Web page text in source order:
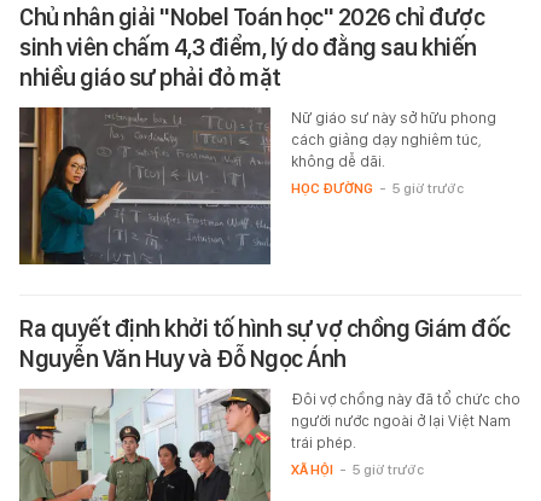
Chủ nhân giải "Nobel Toán học" 2026 chỉ được
sinh viên chấm 4,3 điểm, lý do đằng sau khiến
nhiều giáo sư phải đỏ mặt
Nữ giáo sư này sở hữu phong
cách giảng dạy nghiêm túc,
không dễ dãi.
HỌC ĐƯỜNG - 5 giờ trước
Ra quyết định khởi tố hình sự vợ chồng Giám đốc
Nguyễn Văn Huy và Đỗ Ngọc Ánh
Đôi vợ chồng này đã tổ chức cho
người nước ngoài ở lại Việt Nam
trái phép.
XÃ HỘI - 5 giờ trước